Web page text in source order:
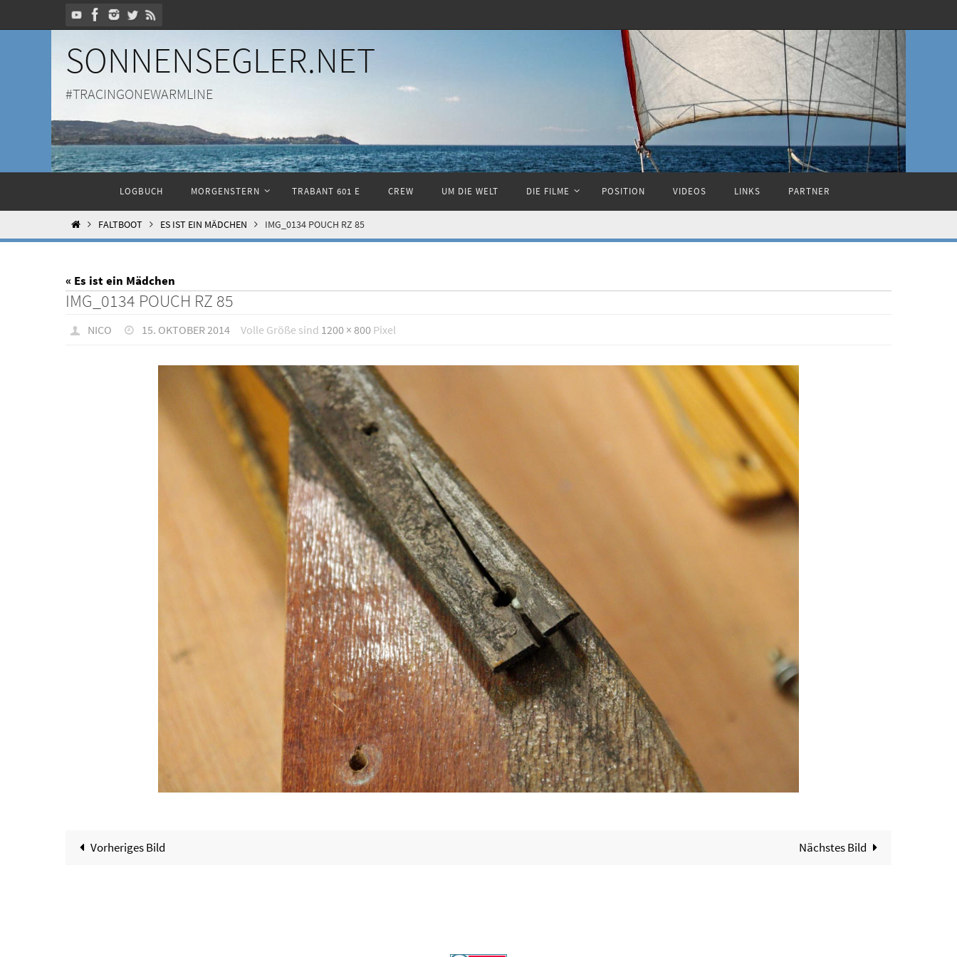
Inhalt
SONNENSEGLER.NET
#TRACINGONEWARMLINE
springen
LOGBUCH MORGENSTERN TRABANT 601 E CREW UM DIE WELT DIE FILME POSITION VIDEOS LINKS PARTNER
HOMEFALTBOOT ES IST EIN MÄDCHEN IMG_0134 POUCH RZ 85
« Es ist ein Mädchen
IMG_0134 POUCH RZ 85
NICO 15. OKTOBER 2014 Volle Größe sind 1200 × 800 Pixel
Vorheriges Bild Nächstes Bild